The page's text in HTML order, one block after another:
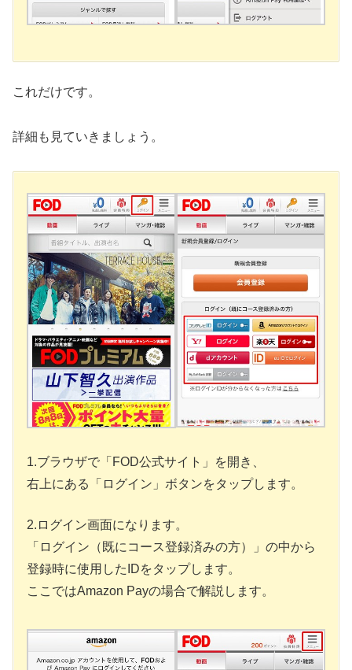
これだけです。
詳細も見ていきましょう。
1.ブラウザで「FOD公式サイト」を開き、
右上にある「ログイン」ボタンをタップします。
2.ログイン画面になります。
「ログイン（既にコース登録済みの方）」の中から
登録時に使用したIDをタップします。
ここではAmazon Payの場合で解説します。